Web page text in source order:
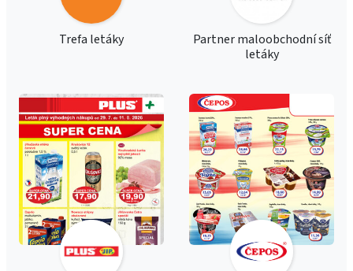
Trefa letáky
Partner maloobchodní síť
letáky